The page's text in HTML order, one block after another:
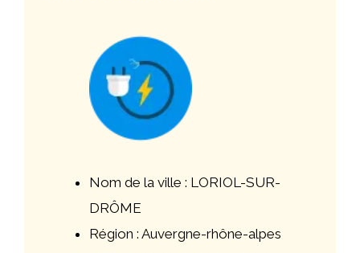
Nom de la ville : LORIOL-SUR-
DRÔME
Région : Auvergne-rhône-alpes